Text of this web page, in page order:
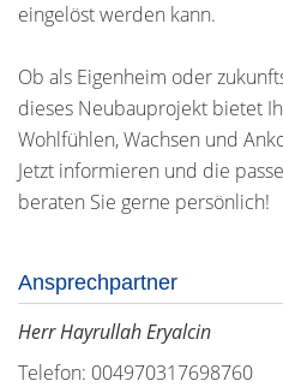
eingelöst werden kann.
Ob als Eigenheim oder
dieses Neubauprojekt bietet
Wohlfühlen, Wachsen und
Jetzt informieren und die
beraten Sie gerne persönlich!
Ansprechpartner
Herr Hayrullah Eryalcin
Telefon: 004970317698760